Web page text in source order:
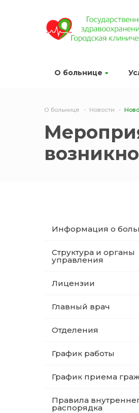
О больнице
О больнице Новости
Информация о
Структура и органы
управления
Лицензии
Главный врач
Отделения
График работы
График приема
Правила
распорядка